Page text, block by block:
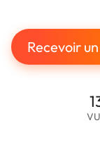
Recevoir